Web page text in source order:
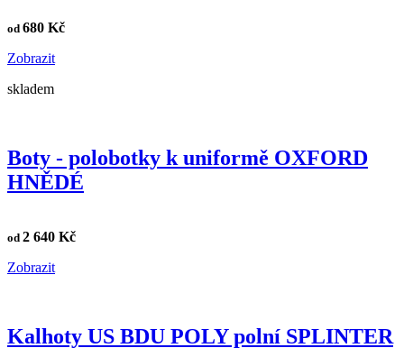
od 680 Kč
Zobrazit
skladem
Boty - polobotky k uniformě OXFORD
HNĚDÉ
od 2 640 Kč
Zobrazit
Kalhoty US BDU POLY polní SPLINTER